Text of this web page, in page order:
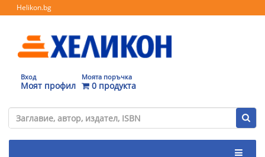
Helikon.bg
Вход
Моят профил
Моята поръчка
0 продукта